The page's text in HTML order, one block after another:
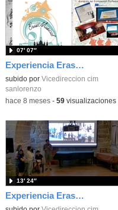
Experiencia Erasmus VET KA121 2024-2025
Contenido educativo.
subido por Vicedireccion cim
sanlorenzo
07′ 07″
-hace 8 meses- 59visualizaciones
Experiencia Erasmus - Bruselas, Bélgica
13′ 24″